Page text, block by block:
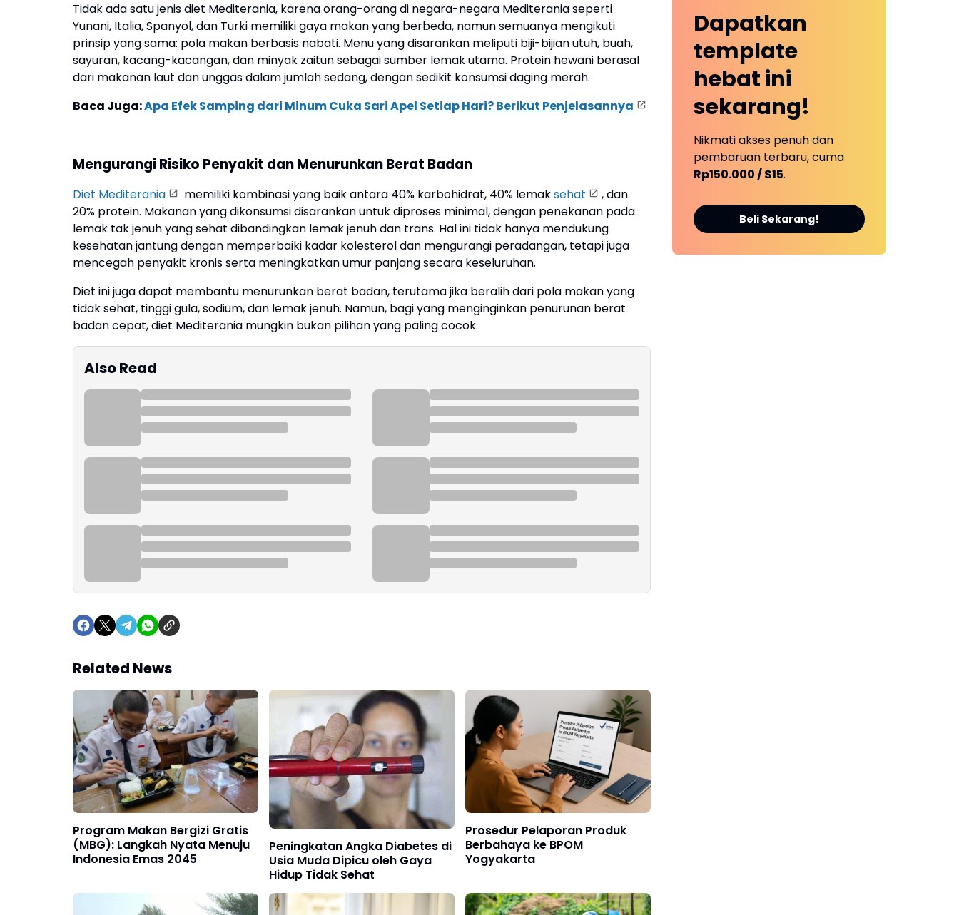
Tidak ada satu jenis diet Mediterania, karena orang-orang di negara-negara Mediterania seperti
Yunani, Italia, Spanyol, dan Turki memiliki gaya makan yang berbeda, namun semuanya mengikuti
prinsip yang sama: pola makan berbasis nabati. Menu yang disarankan meliputi biji-bijian utuh, buah,
sayuran, kacang-kacangan, dan minyak zaitun sebagai sumber lemak utama. Protein hewani berasal
dari makanan laut dan unggas dalam jumlah sedang, dengan sedikit konsumsi daging merah.
Baca Juga:Apa Efek Samping dari Minum Cuka Sari Apel Setiap Hari? Berikut Penjelasannya
Mengurangi Risiko Penyakit dan Menurunkan Berat Badan
Diet Mediterania memiliki kombinasi yang baik antara 40% karbohidrat, 40% lemaksehat
, dan
20% protein. Makanan yang dikonsumsi disarankan untuk diproses minimal, dengan penekanan pada
lemak tak jenuh yang sehat dibandingkan lemak jenuh dan trans. Hal ini tidak hanya mendukung
kesehatan jantung dengan memperbaiki kadar kolesterol dan mengurangi peradangan, tetapi juga
mencegah penyakit kronis serta meningkatkan umur panjang secara keseluruhan.
Diet ini juga dapat membantu menurunkan berat badan, terutama jika beralih dari pola makan yang
tidak sehat, tinggi gula, sodium, dan lemak jenuh. Namun, bagi yang menginginkan penurunan berat
badan cepat, diet Mediterania mungkin bukan pilihan yang paling cocok.
Also Read
Related News
Program Makan Bergizi Gratis
(MBG): Langkah Nyata Menuju
Indonesia Emas 2045
Peningkatan Angka Diabetes di
Usia Muda Dipicu oleh Gaya
Hidup Tidak Sehat
Prosedur Pelaporan Produk
Berbahaya ke BPOM
Yogyakarta
Dapatkan
template
hebat ini
sekarang!
Nikmati akses penuh dan
pembaruan terbaru, cuma
Rp150.000 / $15.
Beli Sekarang!